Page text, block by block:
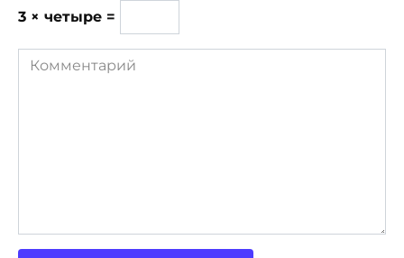
3 × четыре =
Комментарий